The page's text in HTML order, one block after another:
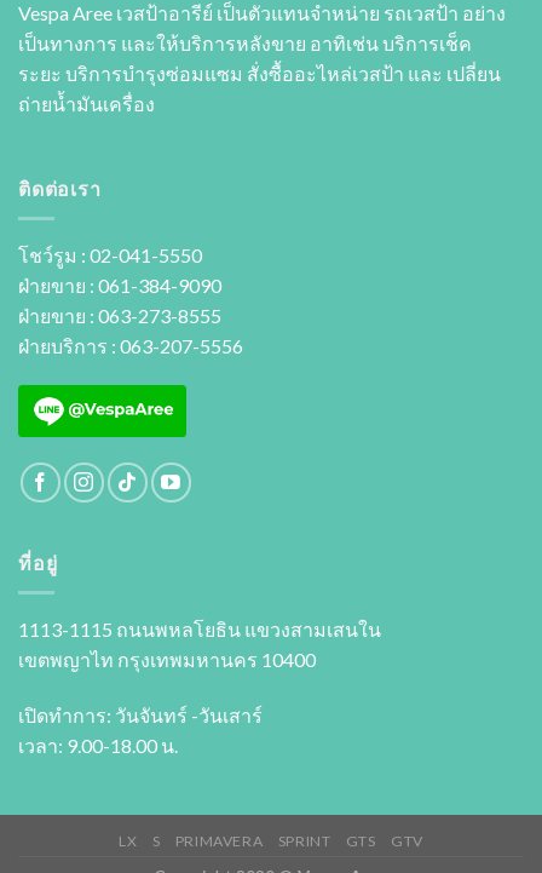
Vespa Aree เวสป้าอารีย์ เป็นตัวแทนจำหน่าย รถเวสป้า อย่าง
เป็นทางการ และให้บริการหลังขาย อาทิเช่น บริการเช็ค
ระยะ บริการบำรุงซ่อมแซม สั่งซื้ออะไหล่เวสป้า และ เปลี่ยน
ถ่ายนํ้ามันเครื่อง
ติดต่อเรา
โชว์รูม : 02-041-5550
ฝ่ายขาย : 061-384-9090
ฝ่ายขาย : 063-273-8555
ฝ่ายบริการ : 063-207-5556
ที่อยู่
1113-1115 ถนนพหลโยธิน แขวงสามเสนใน
เขตพญาไท กรุงเทพมหานคร 10400
เปิดทำการ: วันจันทร์ -วันเสาร์
เวลา: 9.00-18.00 น.
LX S PRIMAVERA SPRINT GTS GTV